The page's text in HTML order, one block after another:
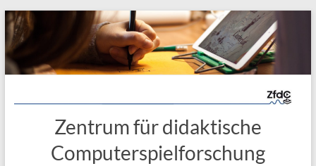
Zentrum für didaktische
Computerspielforschung